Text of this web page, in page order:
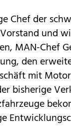
Chef der
und
MAN-Chef
den
mit
bisherige